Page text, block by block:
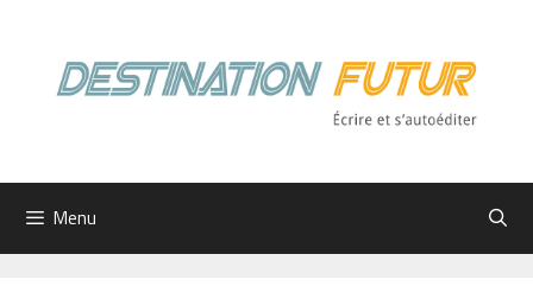
contenu
Menu